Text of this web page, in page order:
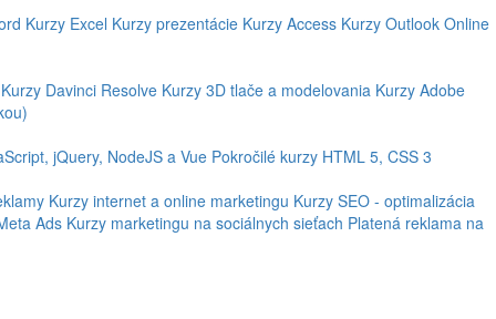
Kurzy Excel Kurzy prezentácie Kurzy Access Kurzy Outlook Online
Kurzy Davinci Resolve Kurzy 3D tlače a modelovania Kurzy Adobe
jQuery, NodeJS a Vue Pokročilé kurzy HTML 5, CSS 3
Kurzy internet a online marketingu Kurzy SEO - optimalizácia
Ads Kurzy marketingu na sociálnych sieťach Platená reklama na